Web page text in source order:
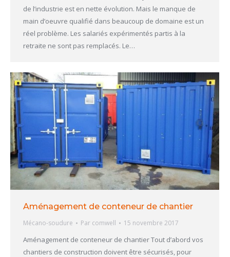
de l’industrie est en nette évolution. Mais le manque de
main d’oeuvre qualifié dans beaucoup de domaine est un
réel problème. Les salariés expérimentés partis à la
retraite ne sont pas remplacés. Le…
Aménagement de conteneur de chantier
Mécano-soudure Par comwell 15 novembre 2017
Aménagement de conteneur de chantier Tout d’abord vos
chantiers de construction doivent être sécurisés, pour